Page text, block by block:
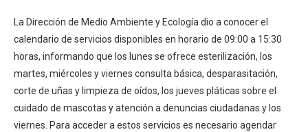
La Dirección de Medio Ambiente y Ecología dio a conocer el
calendario de servicios disponibles en horario de 09:00 a 15:30
horas, informando que los lunes se ofrece esterilización, los
martes, miércoles y viernes consulta básica, desparasitación,
corte de uñas y limpieza de oídos, los jueves pláticas sobre el
cuidado de mascotas y atención a denuncias ciudadanas y los
viernes. Para acceder a estos servicios es necesario agendar